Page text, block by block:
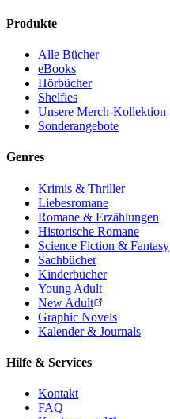
Produkte
Alle Bücher
eBooks
Hörbücher
Shelfies
Unsere Merch-Kollektion
Sonderangebote
Genres
Krimis & Thriller
Liebesromane
Romane & Erzählungen
Historische Romane
Science Fiction & Fantasy
Sachbücher
Kinderbücher
Young Adult
New Adult
Graphic Novels
Kalender & Journals
Hilfe & Services
Kontakt
FAQ